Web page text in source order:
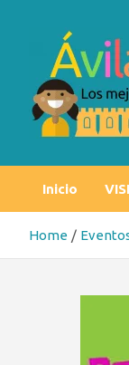
Inicio
Home